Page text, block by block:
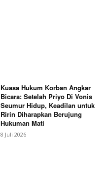
Kuasa Hukum Korban Angkar
Bicara: Setelah Priyo Di Vonis
Seumur Hidup, Keadilan untuk
Ririn Diharapkan Berujung
Hukuman Mati
8 Juli 2026